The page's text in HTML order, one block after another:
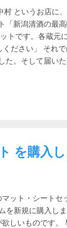
サイトでの設置
れば簡単、ス
外に大事です。
は収納サイズ
を利用してい
リット 反面、
というお店に
新潟清酒の最
です。各蔵元
ださい」 それ
。そして届い
分けてウチの
升一万円クラ
。 お福酒造
一本と同等の
会社 昌和蔵 こ
ベタベタした
でも伝説の杜氏
を購入
ット・シート
を新規に購入し
しいものです